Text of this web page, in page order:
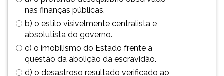
nas finanças públicas.
b) o estilo visivelmente centralista e
absolutista do governo.
c) o imobilismo do Estado frente à
questão da abolição da escravidão.
d) o desastroso resultado verificado ao